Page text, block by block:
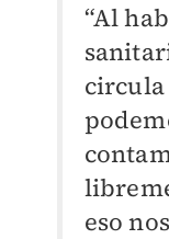
“Al
circula
eso